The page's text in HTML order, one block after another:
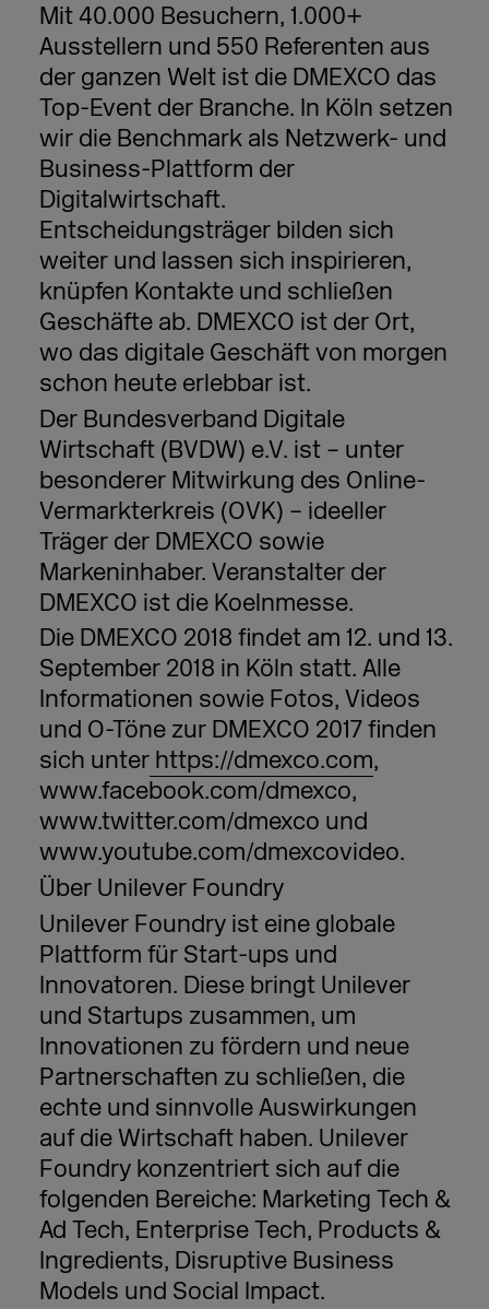
Mit 40.000 Besuchern, 1.000+
Ausstellern und 550 Referenten aus
der ganzen Welt ist die DMEXCO das
Top-Event der Branche. In Köln setzen
wir die Benchmark als Netzwerk- und
Business-Plattform der
Digitalwirtschaft.
Entscheidungsträger bilden sich
weiter und lassen sich inspirieren,
knüpfen Kontakte und schließen
Geschäfte ab. DMEXCO ist der Ort,
wo das digitale Geschäft von morgen
schon heute erlebbar ist.
Der Bundesverband Digitale
Wirtschaft (BVDW) e.V. ist – unter
besonderer Mitwirkung des Online-
Vermarkterkreis (OVK) – ideeller
Träger der DMEXCO sowie
Markeninhaber. Veranstalter der
DMEXCO ist die Koelnmesse.
Die DMEXCO 2018 findet am 12. und 13.
September 2018 in Köln statt. Alle
Informationen sowie Fotos, Videos
und O-Töne zur DMEXCO 2017 finden
sich unterhttps://dmexco.com,
www.facebook.com/dmexco,
www.twitter.com/dmexco und
www.youtube.com/dmexcovideo.
Über Unilever Foundry
Unilever Foundry ist eine globale
Plattform für Start-ups und
Innovatoren. Diese bringt Unilever
und Startups zusammen, um
Innovationen zu fördern und neue
Partnerschaften zu schließen, die
echte und sinnvolle Auswirkungen
auf die Wirtschaft haben. Unilever
Foundry konzentriert sich auf die
folgenden Bereiche: Marketing Tech &
Ad Tech, Enterprise Tech, Products &
Ingredients, Disruptive Business
Models und Social Impact.